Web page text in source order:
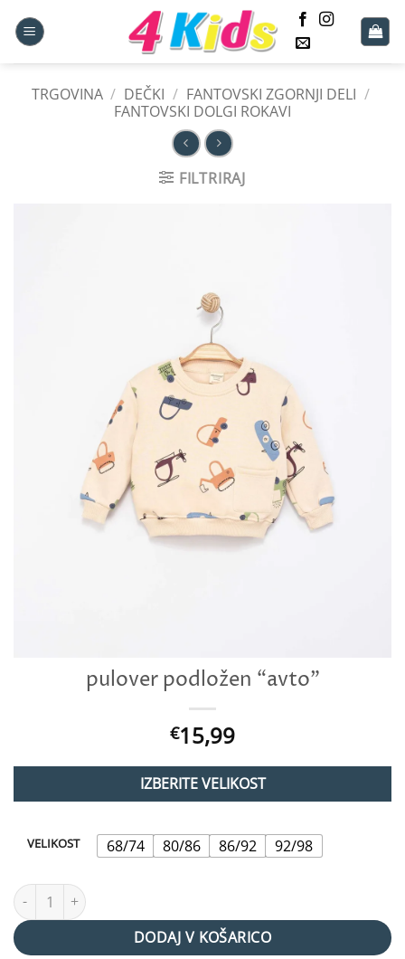
na
TRGOVINA / DEČKI / FANTOVSKI ZGORNJI DELI /
FANTOVSKI DOLGI ROKAVI
FILTRIRAJ
pulover podložen “avto”
€15,99
IZBERITE VELIKOST
VELIKOST 68/74 80/86 86/92 92/98
pulover podložen "avto" količina
DODAJ V KOŠARICO